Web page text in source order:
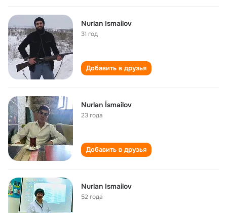
Nurlan Ismailov
31 год
Добавить в друзья
Nurlan İsmailov
23 года
Добавить в друзья
Nurlan Ismailov
52 года